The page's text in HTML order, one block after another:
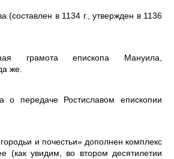
(составлен в 1134 г., утвержден в 1136
грамота епископа Мануила,
же.
о передаче Ростиславом епископии
и почестьи» дополнен комплекс
(как увидим, во втором десятилетии